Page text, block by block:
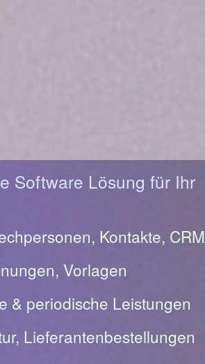
Software Lösung für Ihr
Kontakte, CRM
Vorlagen
& periodische Leistungen
Lieferantenbestellungen